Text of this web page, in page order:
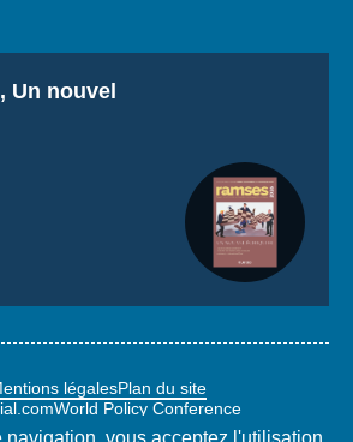
Un nouvel
légalesPlan du site
World Policy Conference
navigation, vous acceptez l'utilisation